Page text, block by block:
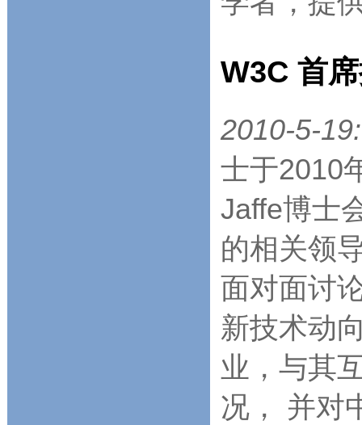
W3C 首
2010-5-19:
士于2010
Jaffe博士
的相关领
面对面讨
新技术动
业，与其
况， 并对